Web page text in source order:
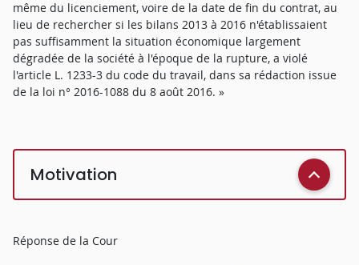
même du licenciement, voire de la date de fin du contrat, au
lieu de rechercher si les bilans 2013 à 2016 n'établissaient
pas suffisamment la situation économique largement
dégradée de la société à l'époque de la rupture, a violé
l'article L. 1233-3 du code du travail, dans sa rédaction issue
de la loi n° 2016-1088 du 8 août 2016. »
Motivation
Réponse de la Cour